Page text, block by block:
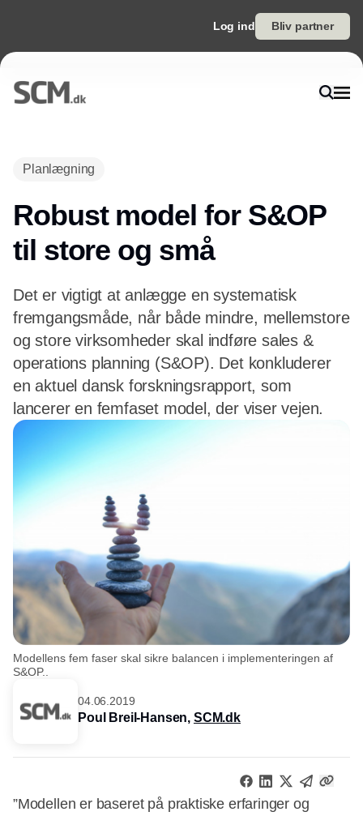
Log ind Bliv partner
Planlægning
Robust model for S&OP
til store og små
Det er vigtigt at anlægge en systematisk
fremgangsmåde, når både mindre, mellemstore
og store virksomheder skal indføre sales &
operations planning (S&OP). Det konkluderer
en aktuel dansk forskningsrapport, som
lancerer en femfaset model, der viser vejen.
Modellens fem faser skal sikre balancen i implementeringen af
S&OP..
04.06.2019
Poul Breil-Hansen, SCM.dk
”Modellen er baseret på praktiske erfaringer og